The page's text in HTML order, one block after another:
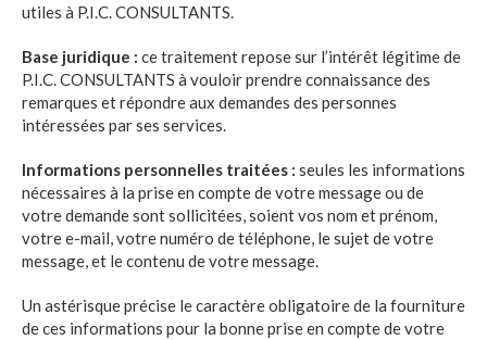
utiles à P.I.C. CONSULTANTS.
Base juridique : ce traitement repose sur l’intérêt légitime de
P.I.C. CONSULTANTS à vouloir prendre connaissance des
remarques et répondre aux demandes des personnes
intéressées par ses services.
Informations personnelles traitées : seules les informations
nécessaires à la prise en compte de votre message ou de
votre demande sont sollicitées, soient vos nom et prénom,
votre e-mail, votre numéro de téléphone, le sujet de votre
message, et le contenu de votre message.
Un astérisque précise le caractère obligatoire de la fourniture
de ces informations pour la bonne prise en compte de votre